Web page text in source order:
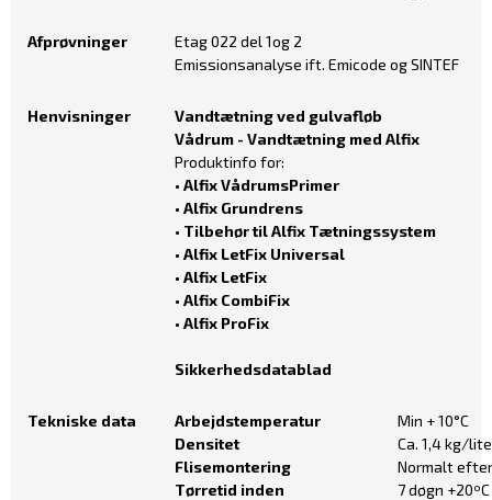
Afprøvninger
Etag 022 del 1og 2
Emissionsanalyse ift. Emicode og SINTEF
Henvisninger
Vandtætning ved gulvafløb
Vådrum - Vandtætning med Alfix
Produktinfo for:
• Alfix VådrumsPrimer
• Alfix Grundrens
• Tilbehør til Alfix Tætningssystem
• Alfix LetFix Universal
• Alfix LetFix
• Alfix CombiFix
• Alfix ProFix
Sikkerhedsdatablad
Tekniske data Arbejdstemperatur
Min + 10°C
Densitet
Ca. 1,4 kg/
Flisemontering
Normalt
Tørretid inden
7 døgn +20ºC